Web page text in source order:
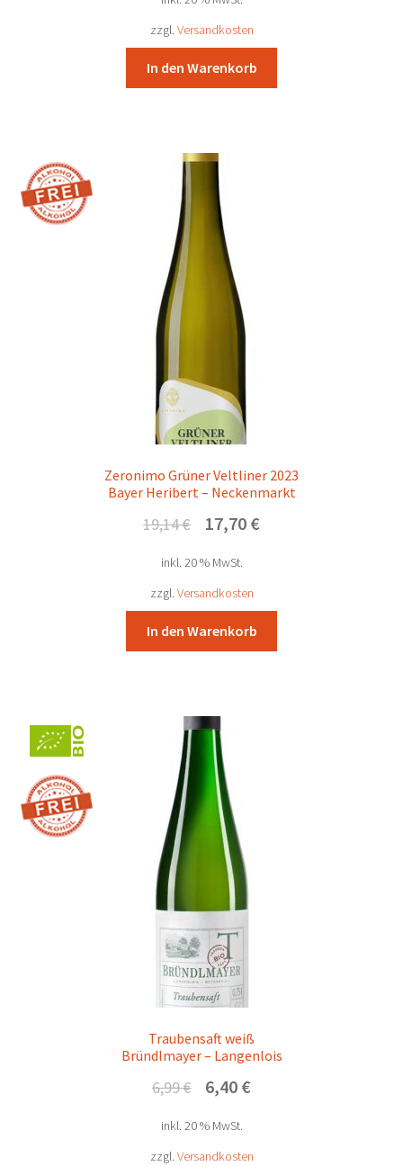
90,32 €
zzgl. Versandkosten
In den Warenkorb
Zeronimo Grüner Veltliner 2023
Bayer Heribert – Neckenmarkt
19,14€
Ursprünglicher
war:
19,14 €
17,70 €Aktueller
inkl. 20 % MwSt.
zzgl. Versandkosten
In den Warenkorb
Traubensaft weiß
Bründlmayer – Langenlois
6,99€ Ursprünglicher
war:
6,99 €
6,40 €
6,40 €.
inkl. 20 % MwSt.
zzgl. Versandkosten